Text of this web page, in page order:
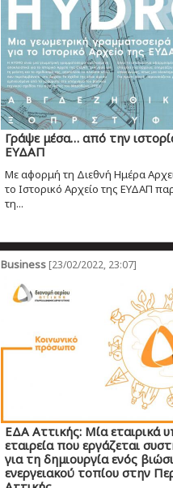
Γράψε μέσα… από την
ΕΥΔΑΠ
Με αφορμή τη Διεθνή Ημέρα
το Ιστορικό Αρχείο της ΕΥΔΑΠ
τη...
Business[23/02/2022, 23:07]
ΕΔΑ Αττικής: Μία εταιρικά
εταιρεία που εργάζεται
για τη δημιουργία ενός
ενεργειακού τοπίου στην